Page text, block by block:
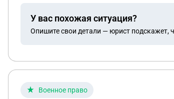
У вас похожая ситуация?
Опишите свои детали — юрист подскажет,
Военное право